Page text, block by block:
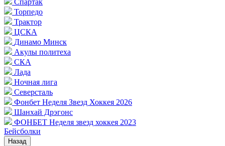
Спартак
Торпедо
Трактор
ЦСКА
Динамо Минск
Акулы политеха
СКА
Лада
Ночная лига
Северсталь
Фонбет Неделя Звезд Хоккея 2026
Шанхай Дрэгонс
ФОНБЕТ Неделя звезд хоккея 2023
Бейсболки
Назад